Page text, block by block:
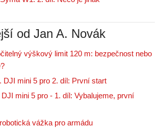
od Jan A. Novák
výškový limit 120 m: bezpečnost nebo
DJI mini 5 pro 2. díl: První start
mini 5 pro - 1. díl: Vybalujeme, první
vážka pro armádu